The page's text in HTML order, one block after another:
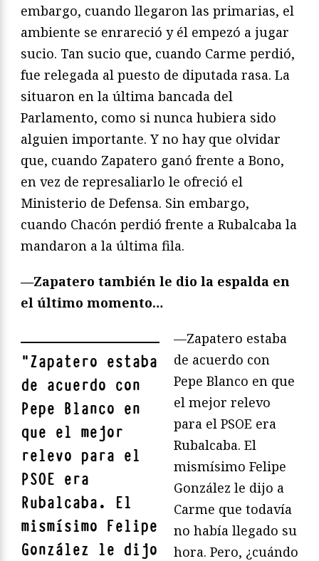
embargo, cuando llegaron las primarias, el
ambiente se enrareció y él empezó a jugar
sucio. Tan sucio que, cuando Carme perdió,
fue relegada al puesto de diputada rasa. La
situaron en la última bancada del
Parlamento, como si nunca hubiera sido
alguien importante. Y no hay que olvidar
que, cuando Zapatero ganó frente a Bono,
en vez de represaliarlo le ofreció el
Ministerio de Defensa. Sin embargo,
cuando Chacón perdió frente a Rubalcaba la
mandaron a la última fila.
—Zapatero también le dio la espalda en
el último momento…
"Zapatero estaba
de acuerdo con
Pepe Blanco en
que el mejor
relevo para el
PSOE era
Rubalcaba. El
mismísimo Felipe
González le dijo
—Zapatero estaba
de acuerdo con
Pepe Blanco en que
el mejor relevo
para el PSOE era
Rubalcaba. El
mismísimo Felipe
González le dijo a
Carme que todavía
no había llegado su
hora. Pero, ¿cuándo